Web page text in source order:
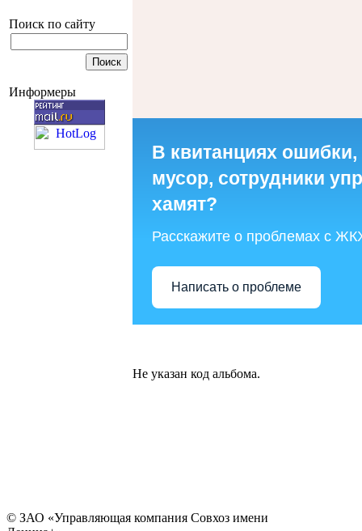
Поиск по сайту
Информеры
В квитанциях
мусор, сотрудники
хамят?
Расскажите о проблемах с
Написать о проблеме
Не указан код альбома.
© ЗАО «Управляющая компания Совхоз имени